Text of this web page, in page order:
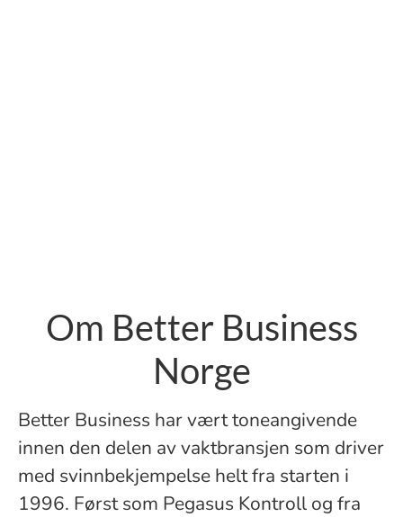
Om Better Business
Norge
Better Business har vært toneangivende
innen den delen av vaktbransjen som driver
med svinnbekjempelse helt fra starten i
1996. Først som Pegasus Kontroll og fra